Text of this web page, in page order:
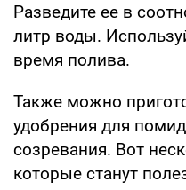
Разведите ее в
литр воды.
время полива.
Также можно
удобрения для
созревания. Вот
которые станут